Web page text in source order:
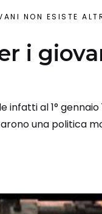
NON ESISTE
i
al 1° gennaio
una politica